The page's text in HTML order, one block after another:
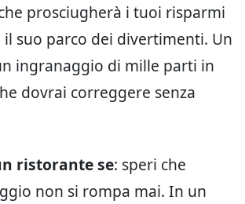
prosciugherà i tuoi risparmi
suo parco dei divertimenti. Un
ingranaggio di mille parti in
dovrai correggere senza
ristorante se: speri che
non si rompa mai. In un